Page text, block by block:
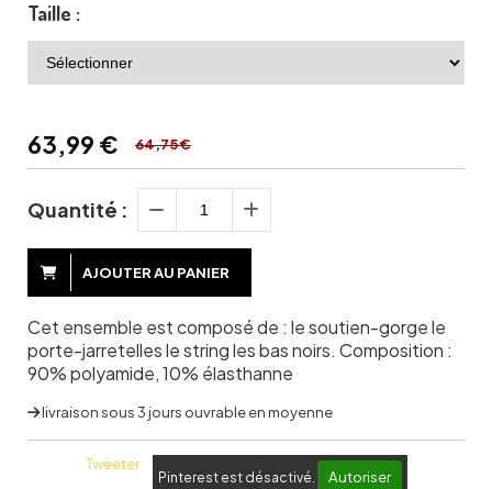
Taille :
63,99 € 64,75 €
Quantité :
AJOUTER AU PANIER
Cet ensemble est composé de : le soutien-gorge le
porte-jarretelles le string les bas noirs. Composition :
90% polyamide, 10% élasthanne
livraison sous 3 jours ouvrable en moyenne
Tweeter
Pinterest est désactivé. Autoriser